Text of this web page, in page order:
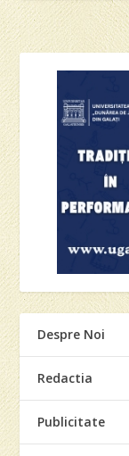
Despre Noi
Redactia
Publicitate